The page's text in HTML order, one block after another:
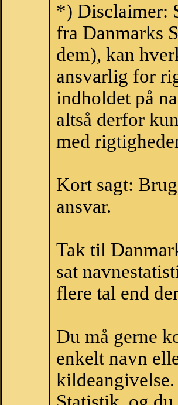
*) Disclaimer:
fra Danmarks
dem), kan
ansvarlig for
indholdet på
altså derfor
med
Kort sagt:
ansvar.
Tak til
sat
flere tal end
Du må gerne
enkelt navn